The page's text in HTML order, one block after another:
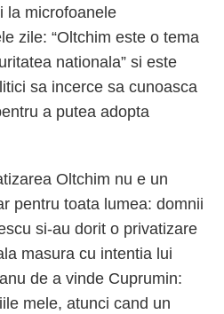
la microfoanele
zile: “Oltchim este o tema
nationala” si este
sa incerce sa cunoasca
a putea adopta
Oltchim nu e un
pentru toata lumea: domnii
si-au dorit o privatizare
masura cu intentia lui
de a vinde Cuprumin:
mele, atunci cand un